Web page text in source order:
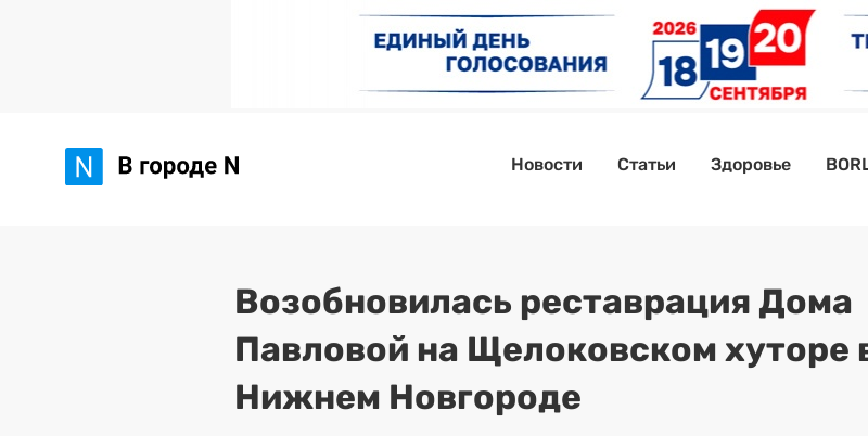
Новости Статьи Здоровье
Возобновилась реставрация Дома
Павловой на Щелоковском хуторе
Нижнем Новгороде